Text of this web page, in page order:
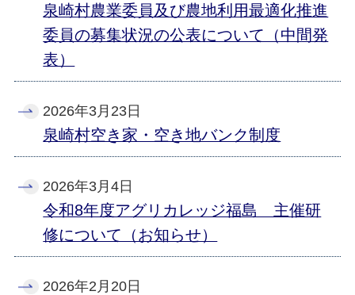
泉崎村農業委員及び農地利用最適化推進
委員の募集状況の公表について（中間発
表）
2026年3月23日
泉崎村空き家・空き地バンク制度
2026年3月4日
令和8年度アグリカレッジ福島 主催研
修について（お知らせ）
2026年2月20日